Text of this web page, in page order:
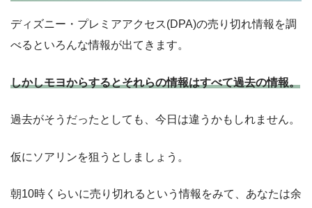
ディズニー・プレミアアクセス(DPA)の売り切れ情報を調
べるといろんな情報が出てきます。
しかしモヨからするとそれらの情報はすべて過去の情報。
過去がそうだったとしても、今日は違うかもしれません。
仮にソアリンを狙うとしましょう。
朝10時くらいに売り切れるという情報をみて、あなたは余